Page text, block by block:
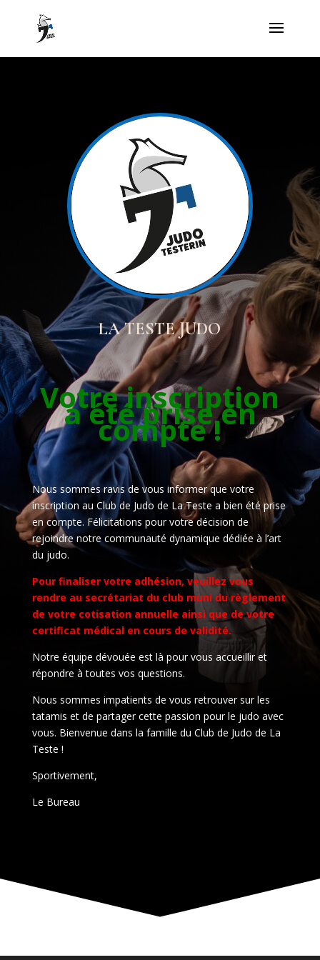
LA TESTE JUDO
Votre inscription
a été prise en
compte !
Nous sommes ravis de vous informer que votre
inscription au Club de Judo de La Teste a bien été prise
en compte. Félicitations pour votre décision de
rejoindre notre communauté dynamique dédiée à l’art
du judo.
Pour finaliser votre adhésion, veuillez vous
rendre au secrétariat du club muni du règlement
de votre cotisation annuelle ainsi que de votre
certificat médical en cours de validité.
Notre équipe dévouée est là pour vous accueillir et
répondre à toutes vos questions.
Nous sommes impatients de vous retrouver sur les
tatamis et de partager cette passion pour le judo avec
vous. Bienvenue dans la famille du Club de Judo de La
Teste !
Sportivement,
Le Bureau